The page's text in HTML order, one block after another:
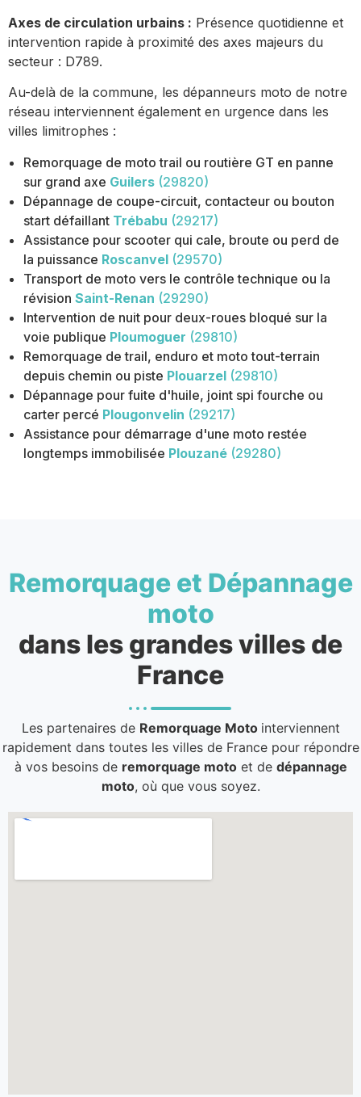
Axes de circulation urbains : Présence quotidienne et
intervention rapide à proximité des axes majeurs du
secteur : D789.
Au-delà de la commune, les dépanneurs moto de notre
réseau interviennent également en urgence dans les
villes limitrophes :
Remorquage de moto trail ou routière GT en panne
sur grand axe Guilers (29820)
Dépannage de coupe-circuit, contacteur ou bouton
start défaillant Trébabu (29217)
Assistance pour scooter qui cale, broute ou perd de
la puissance Roscanvel (29570)
Transport de moto vers le contrôle technique ou la
révision Saint-Renan (29290)
Intervention de nuit pour deux-roues bloqué sur la
voie publique Ploumoguer (29810)
Remorquage de trail, enduro et moto tout-terrain
depuis chemin ou piste Plouarzel (29810)
Dépannage pour fuite d'huile, joint spi fourche ou
carter percé Plougonvelin (29217)
Assistance pour démarrage d'une moto restée
longtemps immobilisée Plouzané (29280)
Remorquage et Dépannage
moto
dans les grandes villes de
France
Les partenaires de Remorquage Moto interviennent
rapidement dans toutes les villes de France pour répondre
à vos besoins de remorquage motoet de dépannage
moto, où que vous soyez.